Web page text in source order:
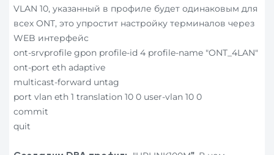
VLAN 10, указанный в профиле будет одинаковым для
всех ONT, это упростит настройку терминалов через
WEB интерфейс
ont-srvprofile gpon profile-id 4 profile-name "ONT_4LAN"
ont-port eth adaptive
multicast-forward untag
port vlan eth 1 translation 10 0 user-vlan 10 0
commit
quit